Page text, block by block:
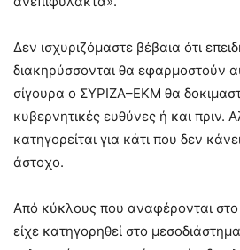
Δεν ισχυριζόμαστε βέβαια ότι
διακηρύσσονται θα εφαρμοστούν
σίγουρα ο ΣΥΡΙΖΑ–ΕΚΜ θα
κυβερνητικές ευθύνες ή και πριν.
κατηγορείται για κάτι που δεν
άστοχο.
Από κύκλους που αναφέρονται
είχε κατηγορηθεί στο